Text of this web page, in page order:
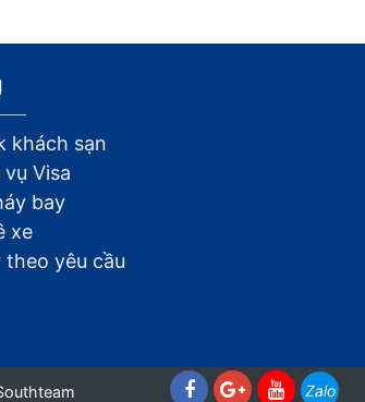
khách sạn
vụ Visa
bay
xe
theo yêu cầu
Zalo